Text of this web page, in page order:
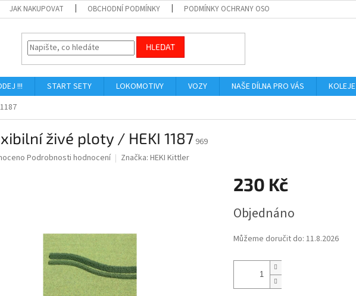
JAK NAKUPOVAT OBCHODNÍ PODMÍNKY PODMÍNKY OCHRANY OSOBNÍCH ÚDAJŮ
HLEDAT
!!! START SETY LOKOMOTIVY VOZY NAŠE DÍLNA PRO VÁS KOLEJE
živé ploty / HEKI 1187 969
Podrobnosti hodnocení Značka: HEKI Kittler
230 Kč
cena:
Objednáno
Můžeme doručit do: 11.8.2026